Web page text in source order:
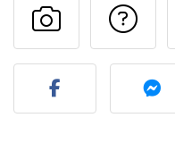
Fez esta